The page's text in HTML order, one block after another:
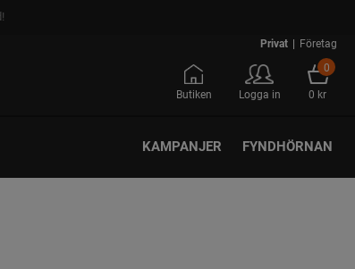
Privat | Företag
Butiken Logga in
0
0 kr
KAMPANJER FYNDHÖRNAN